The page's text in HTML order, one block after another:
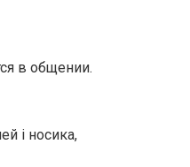
в общении.
і носика,